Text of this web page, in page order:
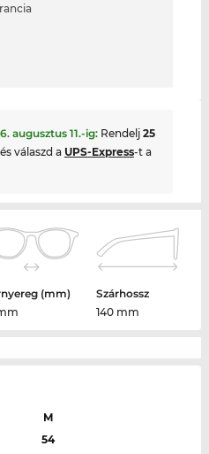
augusztus 11.-ig: Rendelj 25
válaszd a UPS-Express-t a
(mm)
Szárhossz
140 mm
M
54